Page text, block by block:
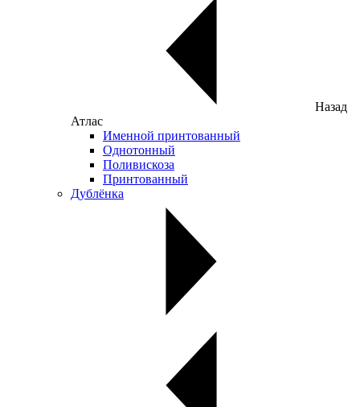
Назад
Атлас
Именной принтованный
Однотонный
Поливискоза
Принтованный
Дублёнка